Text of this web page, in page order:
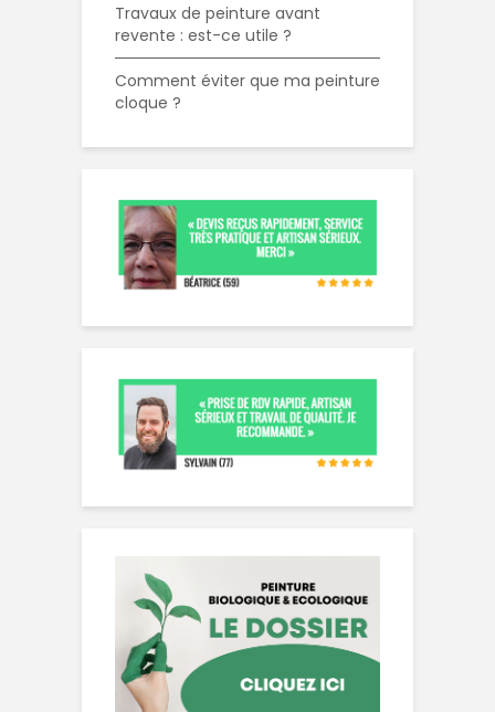
Travaux de peinture avant
revente : est-ce utile ?
Comment éviter que ma peinture
cloque ?